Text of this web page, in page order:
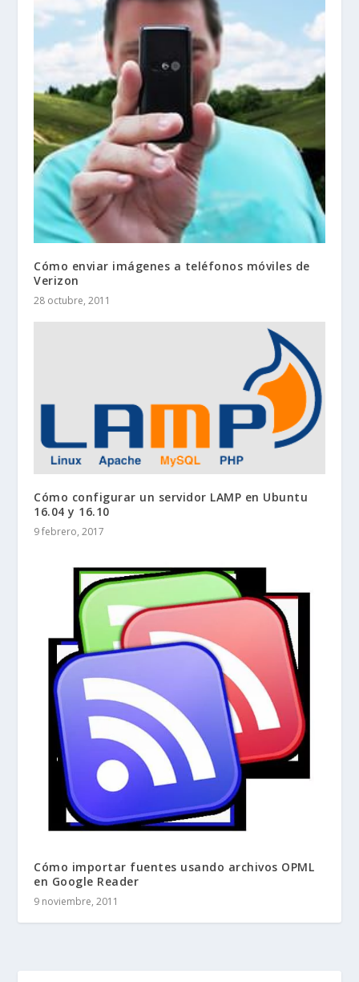
Cómo enviar imágenes a teléfonos móviles de
Verizon
28 octubre, 2011
Cómo configurar un servidor LAMP en Ubuntu
16.04 y 16.10
9 febrero, 2017
Cómo importar fuentes usando archivos OPML
en Google Reader
9 noviembre, 2011